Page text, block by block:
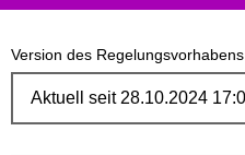
Version des Regelungsvorhabens